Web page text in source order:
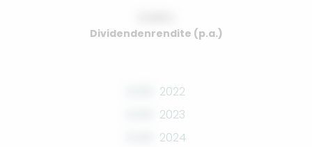
Dividendenrendite (p.a.)
2022
2023
2024